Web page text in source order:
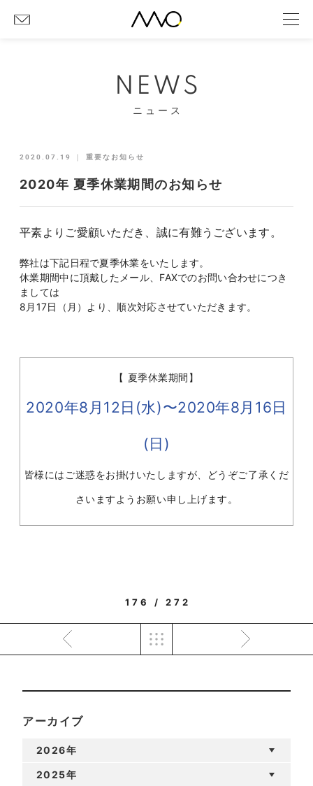
NEWS
ニュース
2020.07.19 ｜ 重要なお知らせ
2020年 夏季休業期間のお知らせ
平素よりご愛顧いただき、誠に有難うございます。
弊社は下記日程で夏季休業をいたします。
休業期間中に頂戴したメール、FAXでのお問い合わせにつき
ましては
8月17日（月）より、順次対応させていただきます。
【 夏季休業期間】
2020年8月12日(水)〜2020年8月16日
(日)
皆様にはご迷惑をお掛けいたしますが、どうぞご了承くだ
さいますようお願い申し上げます。
176 / 272
アーカイブ
2026年
2025年